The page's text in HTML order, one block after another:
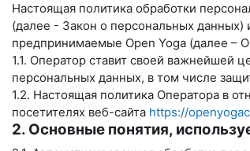
Настоящая политика обработки
(далее - Закон о персональных
предпринимаемые Open Yoga (далее –
1.1. Оператор ставит своей важнейшей
персональных данных, в том числе
1.2. Настоящая политика Оператора в
посетителях веб-сайта https://
2. Основные понятия,